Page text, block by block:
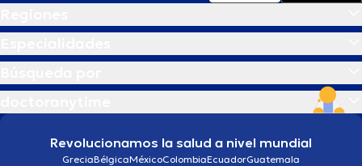
Revolucionamos la salud a nivel mundial
GreciaBélgicaMéxicoColombiaEcuadorGuatemala